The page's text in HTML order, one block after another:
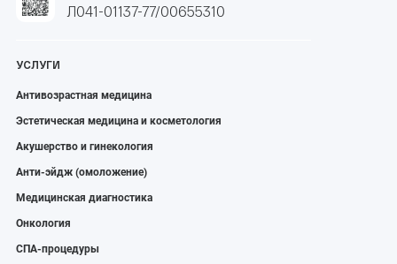
Л041-01137-77/00655310
УСЛУГИ
Антивозрастная медицина
Эстетическая медицина и косметология
Акушерство и гинекология
Анти-эйдж (омоложение)
Медицинская диагностика
Онкология
СПА-процедуры